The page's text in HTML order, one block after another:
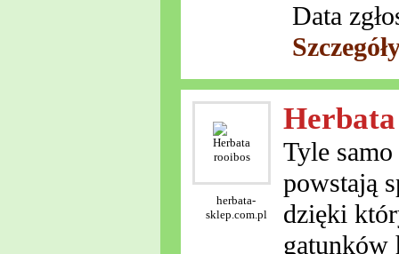
Data
herbata-
sklep.com.pl
Tyle
powstają
dzięki
gatunków